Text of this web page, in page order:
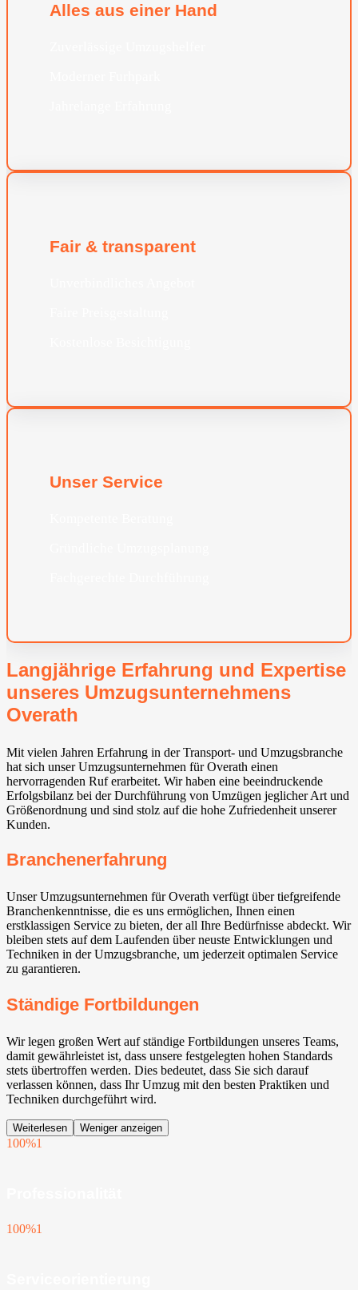
Alles aus einer Hand
Fair & transparent
Unser Service
Langjährige Erfahrung und Expertise
unseres Umzugsunternehmens
Overath
Mit vielen Jahren Erfahrung in der Transport- und Umzugsbranche
hat sich unser Umzugsunternehmen für Overath einen
hervorragenden Ruf erarbeitet. Wir haben eine beeindruckende
Erfolgsbilanz bei der Durchführung von Umzügen jeglicher Art und
Größenordnung und sind stolz auf die hohe Zufriedenheit unserer
Kunden.
Branchenerfahrung
Unser Umzugsunternehmen für Overath verfügt über tiefgreifende
Branchenkenntnisse, die es uns ermöglichen, Ihnen einen
erstklassigen Service zu bieten, der all Ihre Bedürfnisse abdeckt. Wir
bleiben stets auf dem Laufenden über neuste Entwicklungen und
Techniken in der Umzugsbranche, um jederzeit optimalen Service
zu garantieren.
Ständige Fortbildungen
Wir legen großen Wert auf ständige Fortbildungen unseres Teams,
damit gewährleistet ist, dass unsere festgelegten hohen Standards
stets übertroffen werden. Dies bedeutet, dass Sie sich darauf
verlassen können, dass Ihr Umzug mit den besten Praktiken und
Techniken durchgeführt wird.
Weiterlesen Weniger anzeigen
100%1
100%1